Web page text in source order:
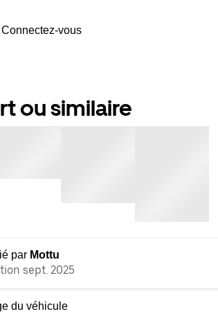
Connectez-vous
ou similaire
par Mottu
sept. 2025
du véhicule